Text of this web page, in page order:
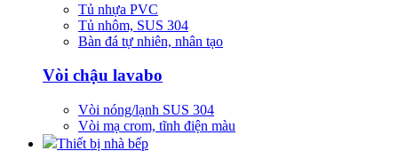
Tủ nhựa PVC
Tủ nhôm, SUS 304
Bàn đá tự nhiên, nhân tạo
Vòi chậu lavabo
Vòi nóng/lạnh SUS 304
Vòi mạ crom, tĩnh điện màu
Thiết bị nhà bếp